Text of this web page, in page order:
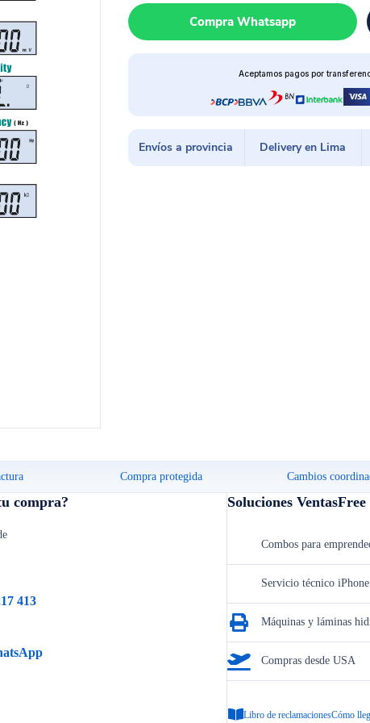
multímetro
+
cámara
RF4
Compra Whatsapp
Aceptamos pagos por
Envíos a provincia Delivery en Lima
Compra protegida Cambios
compra?
413
Soluciones VentasFree
Combos para
Servicio técnico iPhone
Máquinas y láminas
Compras desde USA
Libro de reclamacionesCómo